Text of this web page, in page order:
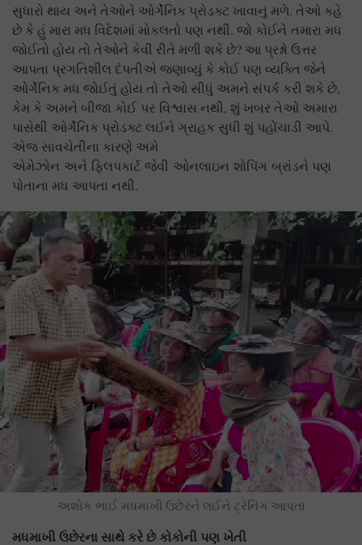
સુધારો થાય અને તેઓને ઓર્ગેનિક પ્રોડક્ટ ખાવાનું મળે. તેઓ કહે
છે કે હું મારા મધ વિદેશમાં મોકલતો પણ નથી. જો કોઈને તમારા મધ
જોઈતો હોય તો તેઓને કેવી રીતે મળી શકે છે? આ પ્રશ્નો ઉત્તર
આપતા પ્રગતિશીલ દંપતીએ જણાવ્યું કે કોઈ પણ વ્યક્તિ જેને
ઓર્ગેનિક મધ જોઈતું હોય તો તેઓ સીધું અમને સંપર્ક કરી શકે છે,
કેમ કે અમને બીજા કોઈ પર વિશ્વાસ નથી, શું ખબર તેઓ અમારા
પાસેથી ઓર્ગેનિક પ્રોડક્ટ લઈને ગ્રાહક સુધી શું પહોંચાડી આપે.
એજ સાવચેતીના કારણે અમે
એમેઝોન અને ફ્લિપકાર્ટ જેવી ઓનલાઇન શોપિંગ બ્રાંડને પણ
પોતાના મધ આપતા નથી.
અશોક ભાઈ મધમાખી ઉછેરને લઈને ટ્રેનિંગ આપતા
મધમાખી ઉછેરના સાથે કરે છે કોકોની પણ ખેતી